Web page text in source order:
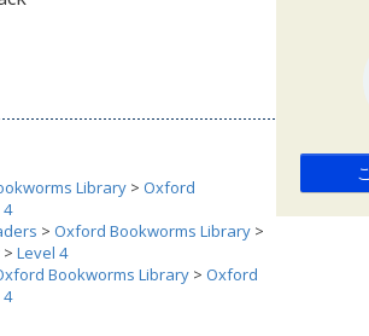
Library > Oxford
> Oxford Bookworms Library >
> Level 4
Bookworms Library > Oxford